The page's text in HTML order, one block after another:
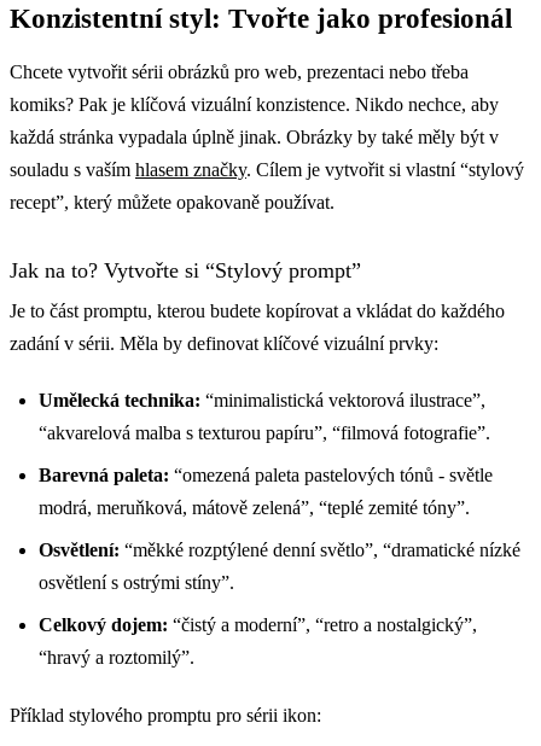
Konzistentní styl: Tvořte jako profesionál
Chcete vytvořit sérii obrázků pro web, prezentaci nebo třeba
komiks? Pak je klíčová vizuální konzistence. Nikdo nechce, aby
každá stránka vypadala úplně jinak. Obrázky by také měly být v
souladu s vaším hlasem značky. Cílem je vytvořit si vlastní “stylový
recept”, který můžete opakovaně používat.
Jak na to? Vytvořte si “Stylový prompt”
Je to část promptu, kterou budete kopírovat a vkládat do každého
zadání v sérii. Měla by definovat klíčové vizuální prvky:
Umělecká technika: “minimalistická vektorová ilustrace”,
“akvarelová malba s texturou papíru”, “filmová fotografie”.
Barevná paleta: “omezená paleta pastelových tónů - světle
modrá, meruňková, mátově zelená”, “teplé zemité tóny”.
Osvětlení: “měkké rozptýlené denní světlo”, “dramatické nízké
osvětlení s ostrými stíny”.
Celkový dojem: “čistý a moderní”, “retro a nostalgický”,
“hravý a roztomilý”.
Příklad stylového promptu pro sérii ikon: